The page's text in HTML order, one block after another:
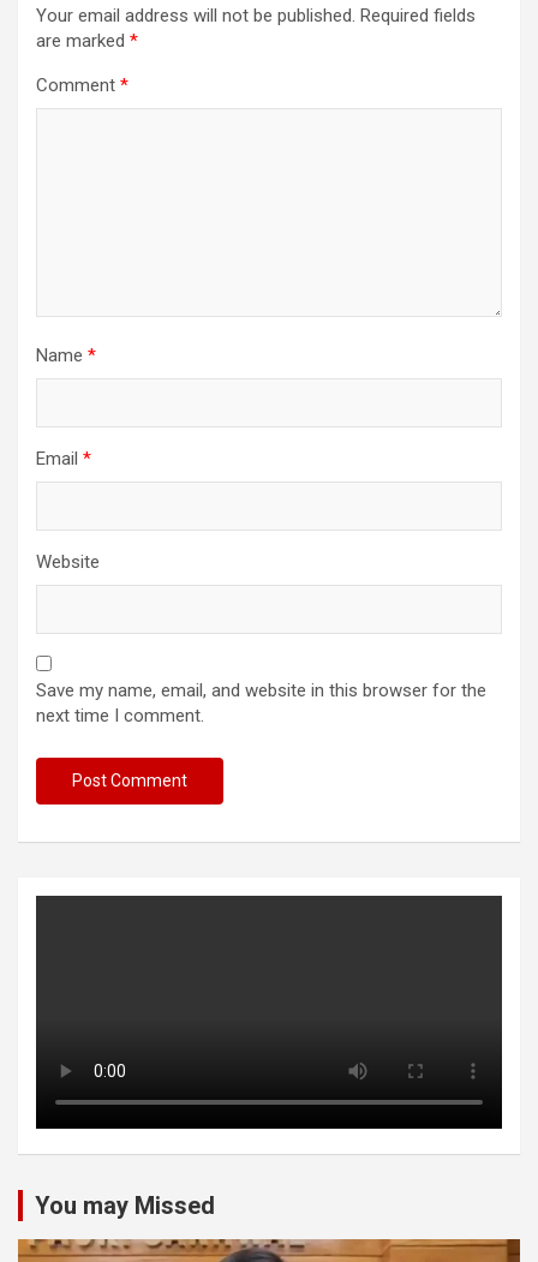
Your email address will not be published. Required fields
are marked *
Comment *
Name *
Email *
Website
Save my name, email, and website in this browser for the
next time I comment.
You may Missed